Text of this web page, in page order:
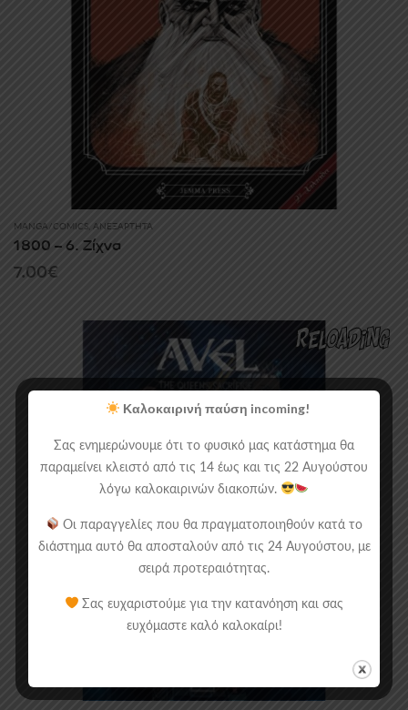
MANGA/COMICS, ΑΝΕΞΆΡΤΗΤΑ
1800 – 6. Ζίχνα
7.00€
Καλοκαιρινή παύση incoming!
Σας ενημερώνουμε ότι το φυσικό μας κατάστημα θα
παραμείνει κλειστό από τις 14 έως και τις 22 Αυγούστου
λόγω καλοκαιρινών διακοπών.
Οι παραγγελίες που θα πραγματοποιηθούν κατά το
διάστημα αυτό θα αποσταλούν από τις 24 Αυγούστου, με
σειρά προτεραιότητας.
Σας ευχαριστούμε για την κατανόηση και σας
ευχόμαστε καλό καλοκαίρι!